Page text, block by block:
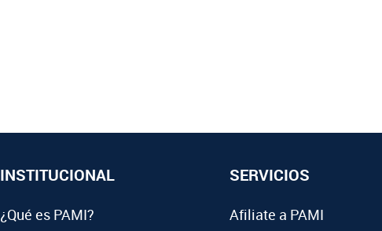
INSTITUCIONAL
¿Qué es PAMI?
SERVICIOS
Afiliate a PAMI